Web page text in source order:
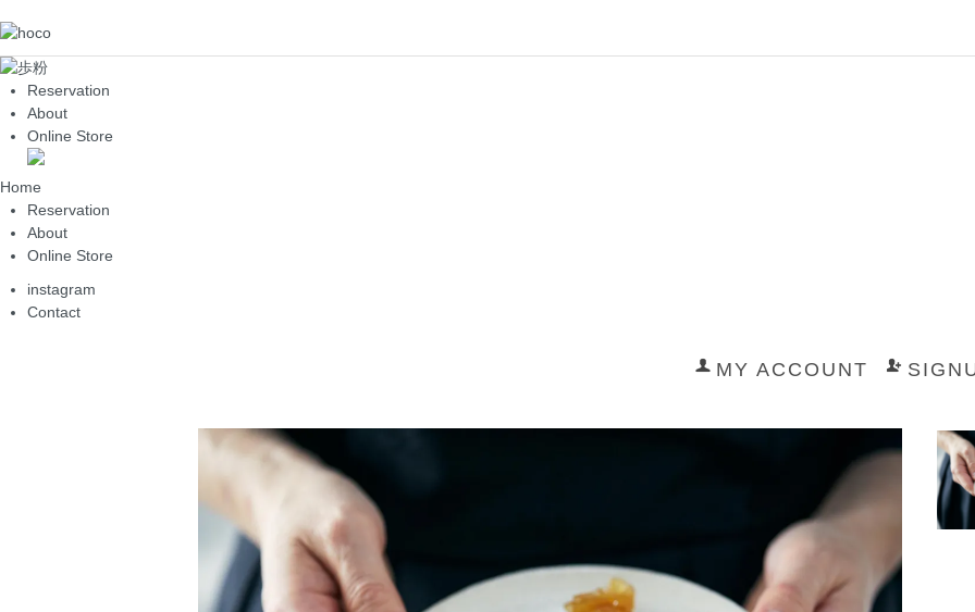
Reservation
About
Online Store
Home
Reservation
About
Online Store
instagram
Contact
MY ACCOUNT